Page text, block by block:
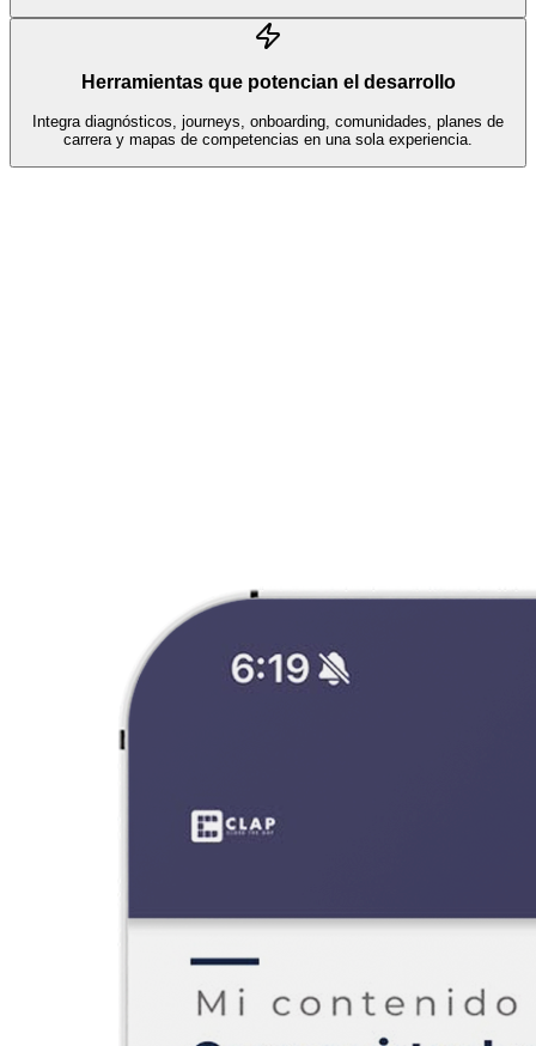
Herramientas que potencian el desarrollo
Integra diagnósticos, journeys, onboarding, comunidades, planes de
carrera y mapas de competencias en una sola experiencia.